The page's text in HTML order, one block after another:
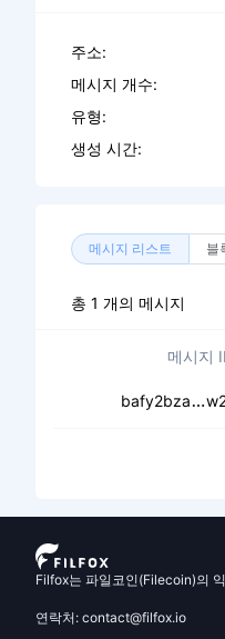
주소:
메시지 개수:
유형:
생성 시간:
메시지 리스트 블
총 1 개의 메시지
메시지
bafy2bza
Filfox는 파일코인(Filecoin)의
연락처: contact@filfox.io